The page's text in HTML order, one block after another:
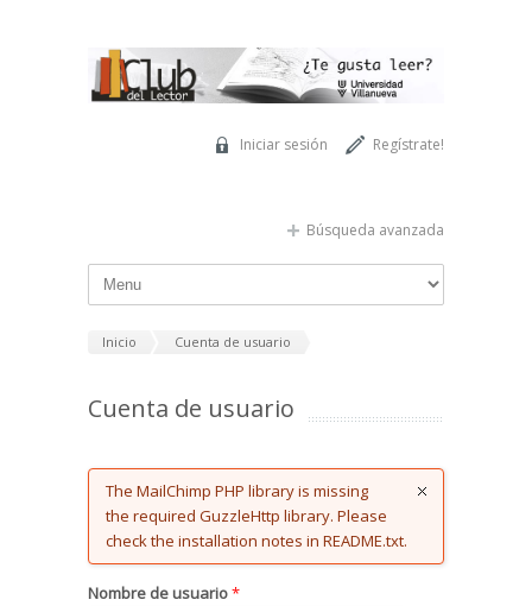
Regístrate!
Iniciar sesión
Búsqueda avanzada
Inicio Cuenta de usuario
Cuenta de usuario
Error message
The MailChimp PHP library is missing
the required GuzzleHttp library. Please
check the installation notes in README.txt.
Nombre de usuario*